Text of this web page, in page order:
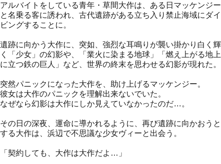
アルバイトをしている青年・草間大作は、ある日マッケンジー
と名乗る客に誘われ、古代遺跡がある立ち入り禁止海域にダイ
ビングすることに。
遺跡に向かう大作に、突如、強烈な耳鳴りが襲い掛かり白く輝
く「少女」の幻影や、「業火に染まる地球」「燃え上がる地上
に立つ鉄の巨人」など、世界の終末を思わせる幻影が現れた。
突然パニックになった大作を、助け上げるマッケンジー。
彼女は大作のパニックを理解出来ないでいた。
なぜなら幻影は大作にしか見えていなかったのだ…。
その日の深夜、運命に導かれるように、再び遺跡に向かおうと
する大作は、浜辺で不思議な少女ヴィーと出会う。
「契約しても、大作は大作だよ…」